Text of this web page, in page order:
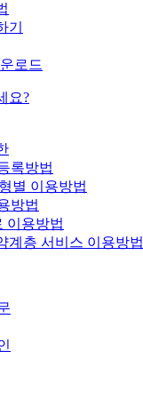
기
로드
요?
록방법
별 이용방법
방법
이용방법
계층 서비스 이용방법